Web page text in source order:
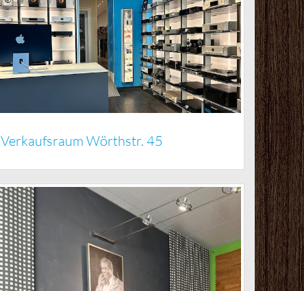
Verkaufsraum Wörthstr. 45